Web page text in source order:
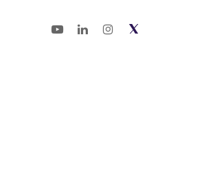
Twitter
Instagram
LinkedIn
Youtube